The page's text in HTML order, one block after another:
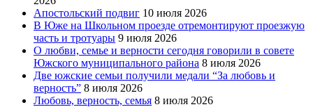
Апостольский подвиг 10 июля 2026
В Юже на Школьном проезде отремонтируют проезжую
часть и тротуары 9 июля 2026
О любви, семье и верности сегодня говорили в совете
Южского муниципального района 8 июля 2026
Две южские семьи получили медали “За любовь и
верность” 8 июля 2026
Любовь, верность, семья 8 июля 2026